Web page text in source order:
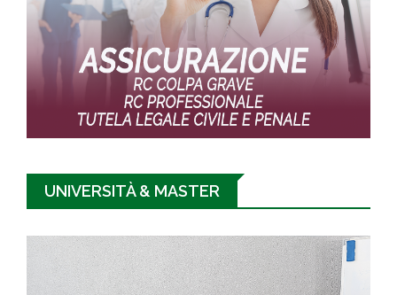
UNIVERSITÀ & MASTER